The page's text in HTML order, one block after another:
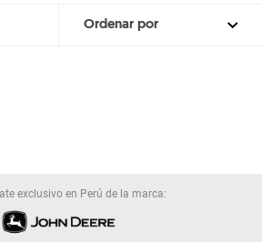
exclusivo en Perú de la marca: